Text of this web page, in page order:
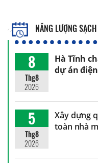
NĂNG LƯỢNG SẠCH
8
Thg8
2026
Hà Tĩnh
dự án
5
Thg8
2026
Xây dựng
toàn nhà